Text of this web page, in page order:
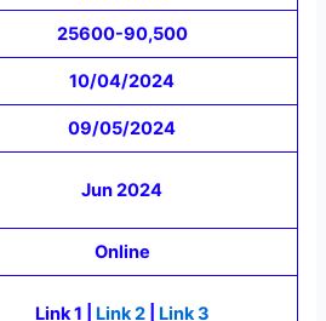
25600-90,500
10/04/2024
09/05/2024
Jun 2024
Online
Link 1 | Link 2| Link 3